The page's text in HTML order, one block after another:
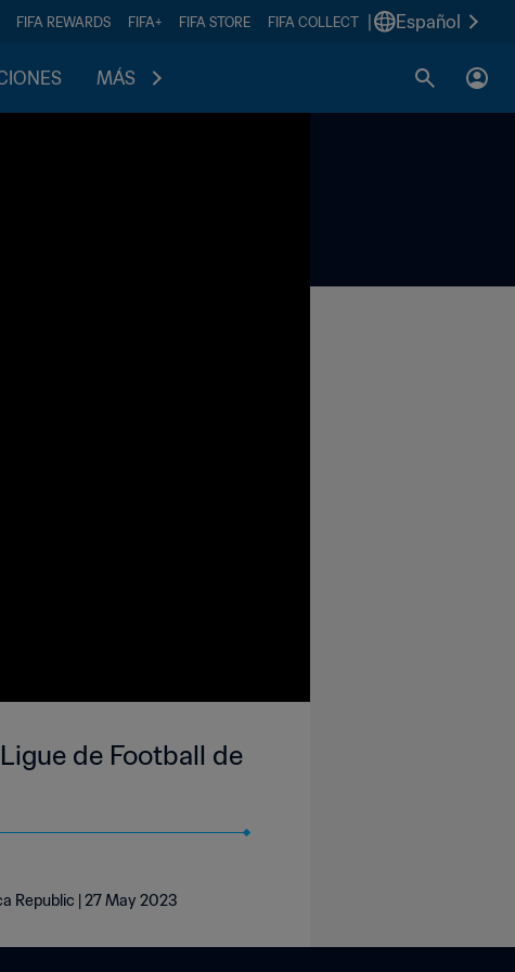
FIFA REWARDS FIFA+ FIFA STORE FIFA COLLECT Español
MÁS
de Football de
Republic | 27 May 2023